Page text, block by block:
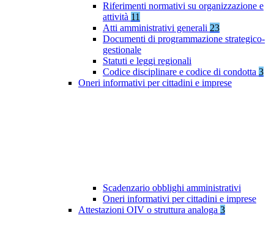
Riferimenti normativi su organizzazione e
attività 11
Atti amministrativi generali 23
Documenti di programmazione strategico-
gestionale
Statuti e leggi regionali
Codice disciplinare e codice di condotta 3
Oneri informativi per cittadini e imprese
Scadenzario obblighi amministrativi
Oneri informativi per cittadini e imprese
Attestazioni OIV o struttura analoga 3